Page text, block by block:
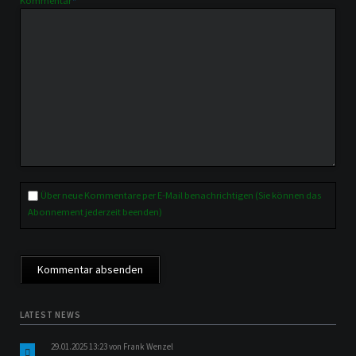
Über neue Kommentare per E-Mail benachrichtigen (Sie können das
Abonnement jederzeit beenden)
Kommentar absenden
LATEST NEWS
29.01.2025 13:23von Frank Wenzel